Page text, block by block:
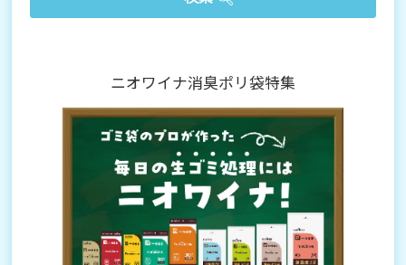
ニオワイナ消臭ポリ袋特集